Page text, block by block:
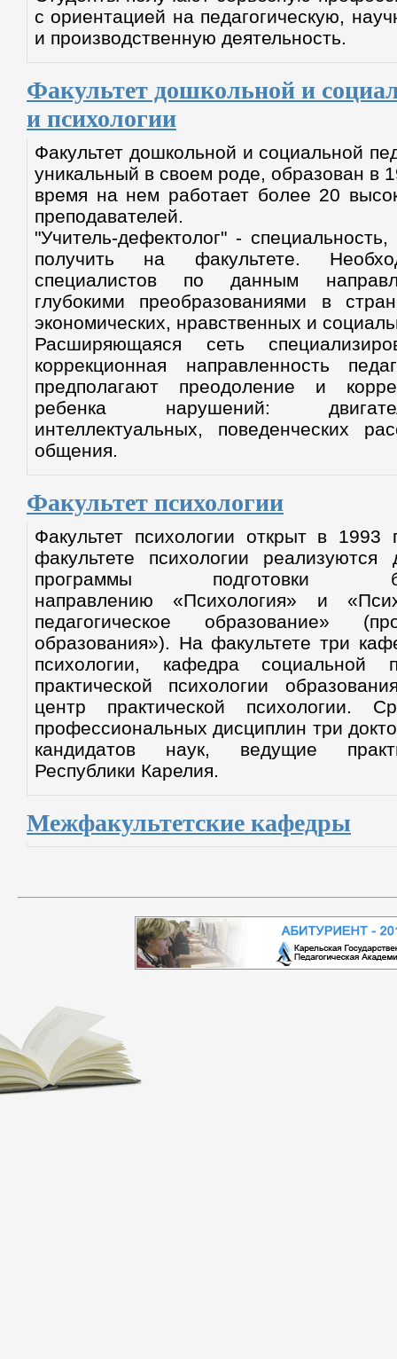
с ориентацией на педагогическую,
и производственную деятельность.
Факультет дошкольной и
и психологии
Факультет дошкольной и социальной
уникальный в своем роде, образован в
время на нем работает более 20
преподавателей.
"Учитель-дефектолог" -
получить на факультете.
специалистов по данным
глубокими преобразованиями в
экономических, нравственных и
Расширяющаяся сеть
коррекционная направленность
предполагают преодоление и
ребенка нарушений:
интеллектуальных, поведенческих
общения.
Факультет психологии
Факультет психологии открыт в
факультете психологии реализуются
программы подготовки
направлению «Психология» и
педагогическое образование»
образования»). На факультете три
психологии, кафедра социальной
практической психологии
центр практической психологии.
профессиональных дисциплин три
кандидатов наук, ведущие
Республики Карелия.
Межфакультетские кафедры